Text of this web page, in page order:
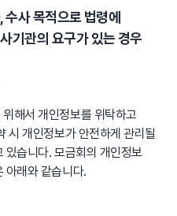
수사 목적으로 법령에
기관의 요구가 있는 경우
해서 개인정보를 위탁하고
시 개인정보가 안전하게 관리될
있습니다. 모금회의 개인정보
아래와 같습니다.